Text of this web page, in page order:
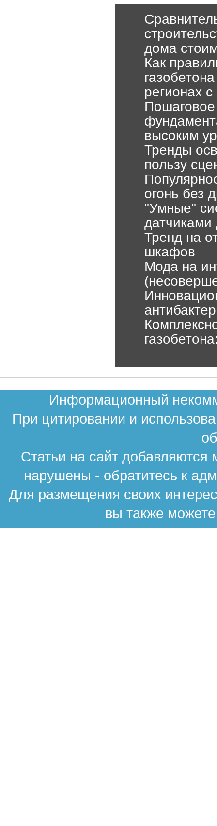
дома
Как
регионах
высоким
Тренды
пользу
огонь без
"Умные"
датчиками
Тренд на
шкафов
Мода на
Информационный
При цитировании и
Статьи на сайт
нарушены - обратитесь к
Для размещения своих
вы также